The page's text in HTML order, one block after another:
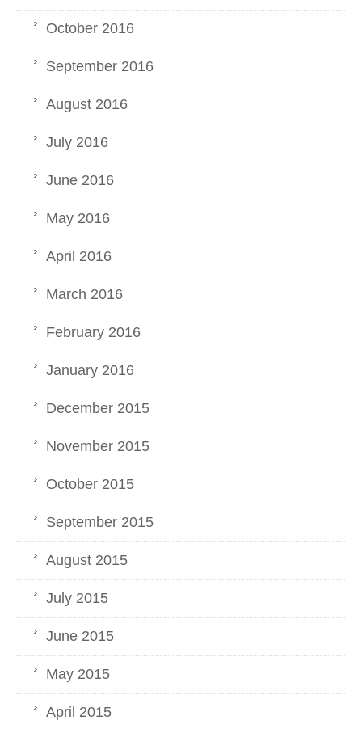
October 2016
September 2016
August 2016
July 2016
June 2016
May 2016
April 2016
March 2016
February 2016
January 2016
December 2015
November 2015
October 2015
September 2015
August 2015
July 2015
June 2015
May 2015
April 2015